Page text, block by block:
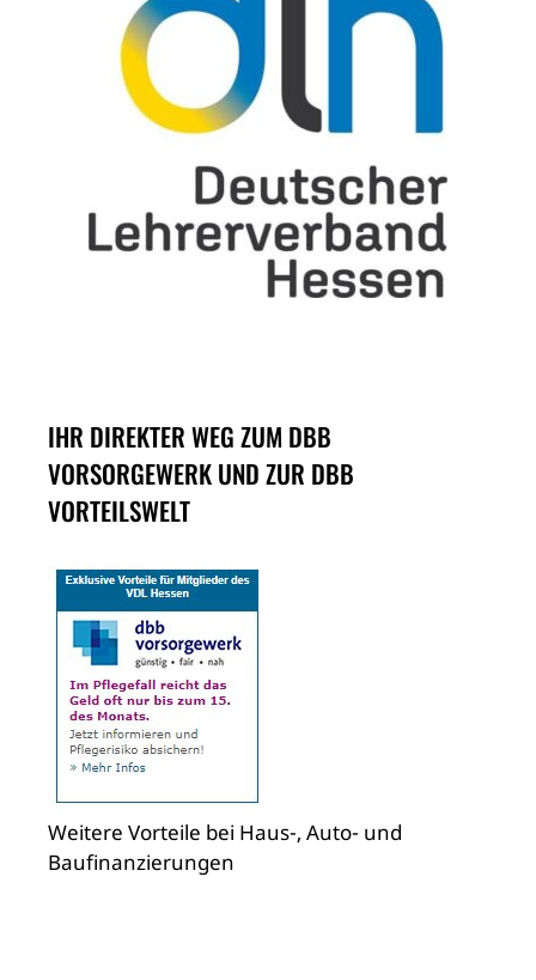
IHR DIREKTER WEG ZUM DBB
VORSORGEWERK UND ZUR DBB
VORTEILSWELT
Weitere Vorteile bei Haus-, Auto- und
Baufinanzierungen